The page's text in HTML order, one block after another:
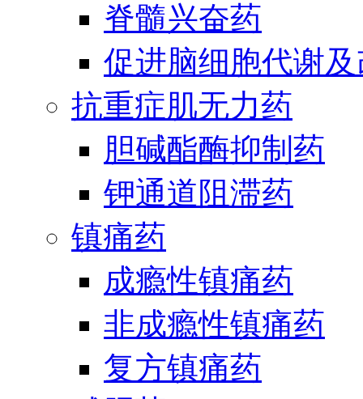
脊髓兴奋药
促进脑细胞代谢
抗重症肌无力药
胆碱酯酶抑制药
钾通道阻滞药
镇痛药
成瘾性镇痛药
非成瘾性镇痛药
复方镇痛药